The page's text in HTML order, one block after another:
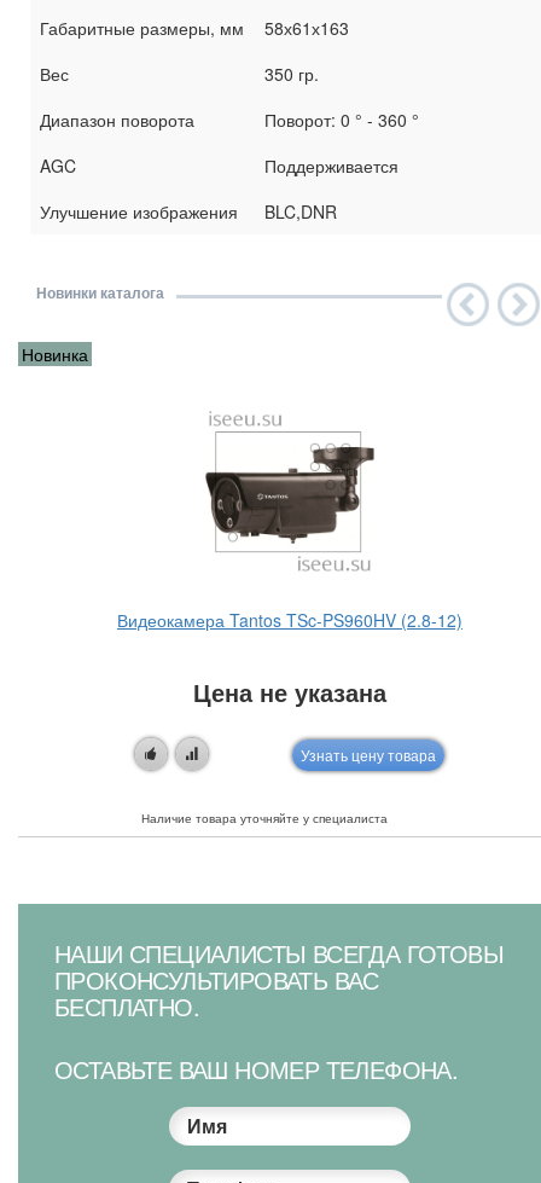
Габаритные размеры, мм
58х61х163
Вес
350 гр.
Диапазон поворота
Поворот: 0 ° - 360 °
AGC
Поддерживается
Улучшение изображения
BLC,DNR
Новинки каталога
Новинка
Видеокамера Tantos TSc-PS960HV (2.8-12)
Цена не указана
Узнать цену товара
Наличие товара уточняйте у специалиста
НАШИ СПЕЦИАЛИСТЫ ВСЕГДА ГОТОВЫ
ПРОКОНСУЛЬТИРОВАТЬ ВАС
БЕСПЛАТНО.
ОСТАВЬТЕ ВАШ НОМЕР ТЕЛЕФОНА.
Имя